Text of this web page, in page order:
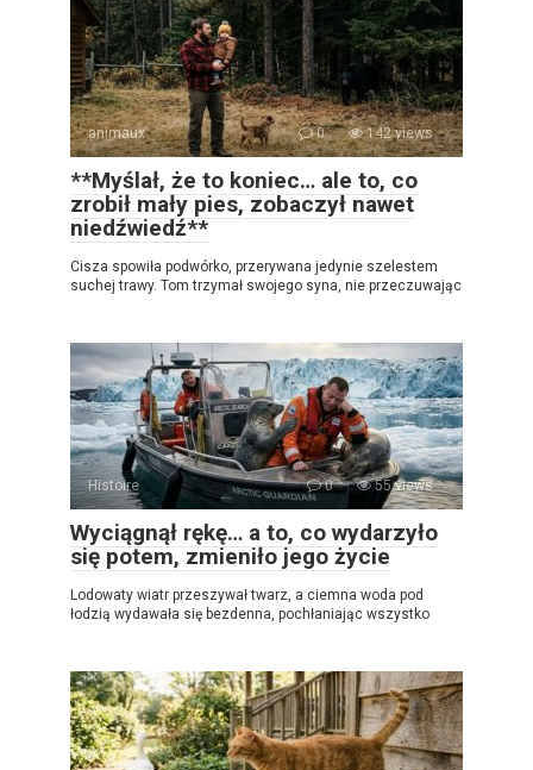
animaux 0 142 views
**Myślał, że to koniec… ale to, co
zrobił mały pies, zobaczył nawet
niedźwiedź**
Cisza spowiła podwórko, przerywana jedynie szelestem
suchej trawy. Tom trzymał swojego syna, nie przeczuwając
Histoire 0 55 views
Wyciągnął rękę… a to, co wydarzyło
się potem, zmieniło jego życie
Lodowaty wiatr przeszywał twarz, a ciemna woda pod
łodzią wydawała się bezdenna, pochłaniając wszystko